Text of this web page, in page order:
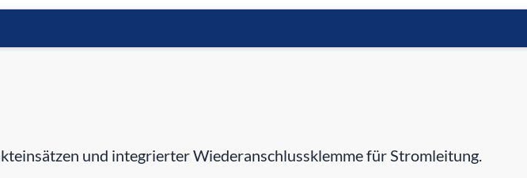
und integrierter Wiederanschlussklemme für Stromleitung.